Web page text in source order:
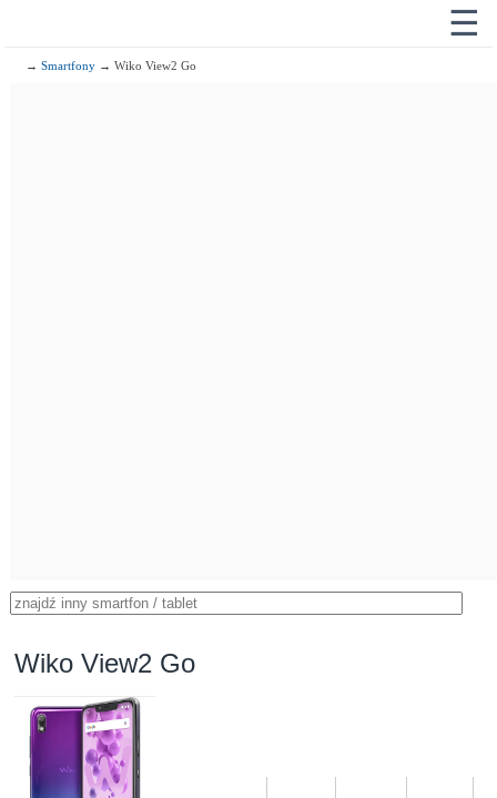
☰
→Smartfony → Wiko View2 Go
Wiko View2 Go